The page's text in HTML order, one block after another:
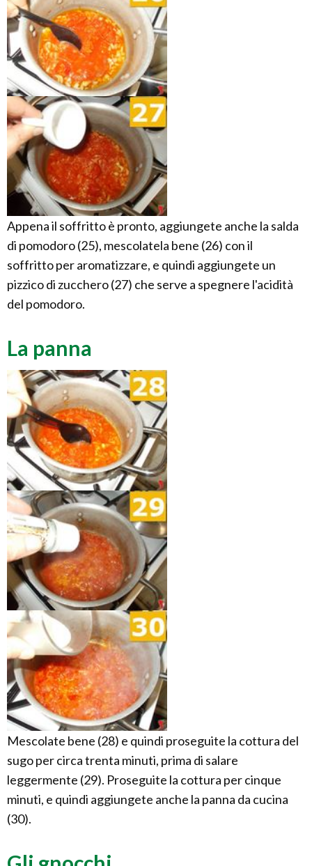
Appena il soffritto è pronto, aggiungete anche la salda
di pomodoro (25), mescolatela bene (26) con il
soffritto per aromatizzare, e quindi aggiungete un
pizzico di zucchero (27) che serve a spegnere l'acidità
del pomodoro.
La panna
Mescolate bene (28) e quindi proseguite la cottura del
sugo per circa trenta minuti, prima di salare
leggermente (29). Proseguite la cottura per cinque
minuti, e quindi aggiungete anche la panna da cucina
(30).